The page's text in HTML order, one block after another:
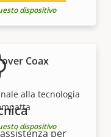
dispositivo
over Coax
alla tecnologia
dispositivo
per